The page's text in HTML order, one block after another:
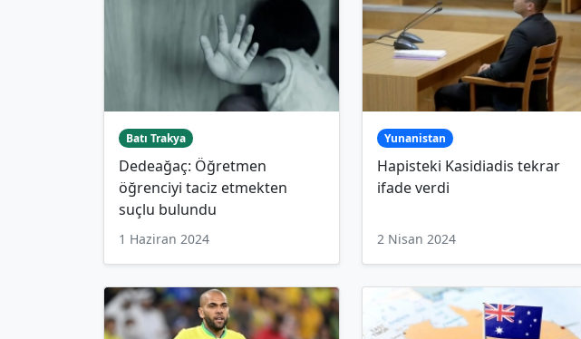
Batı Trakya
Dedeağaç: Öğretmen
öğrenciyi taciz etmekten
suçlu bulundu
1 Haziran 2024
Yunanistan
Hapisteki Kasidiadis tekrar
ifade verdi
2 Nisan 2024